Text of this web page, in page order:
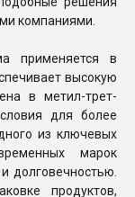
компаниями.
применяется в
высокую
в метил-трет-
для более
из ключевых
марок
долговечностью.
продуктов,